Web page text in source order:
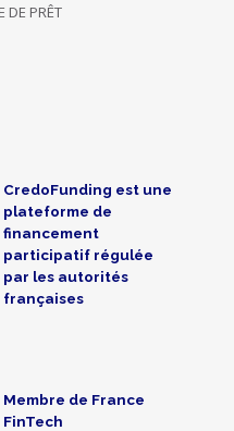
DE PRÊT
CredoFunding est une
plateforme de
financement
participatif régulée
par les autorités
françaises
Membre de France
FinTech